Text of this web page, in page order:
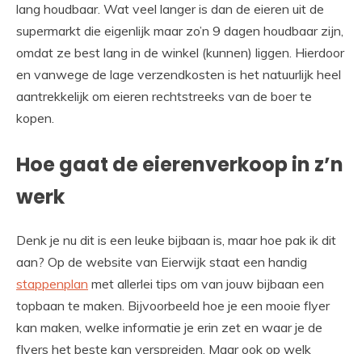
lang houdbaar. Wat veel langer is dan de eieren uit de
supermarkt die eigenlijk maar zo’n 9 dagen houdbaar zijn,
omdat ze best lang in de winkel (kunnen) liggen. Hierdoor
en vanwege de lage verzendkosten is het natuurlijk heel
aantrekkelijk om eieren rechtstreeks van de boer te
kopen.
Hoe gaat de eierenverkoop in z’n
werk
Denk je nu dit is een leuke bijbaan is, maar hoe pak ik dit
aan? Op de website van Eierwijk staat een handig
stappenplan met allerlei tips om van jouw bijbaan een
topbaan te maken. Bijvoorbeeld hoe je een mooie flyer
kan maken, welke informatie je erin zet en waar je de
flyers het beste kan verspreiden. Maar ook op welk